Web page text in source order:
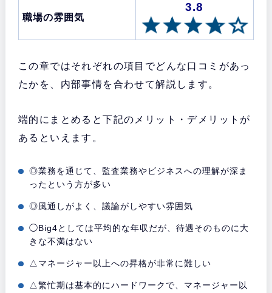
職場の雰囲気
3.8
この章ではそれぞれの項目でどんな口コミがあっ
たかを、内部事情を合わせて解説します。
端的にまとめると下記のメリット・デメリットが
あるといえます。
◎業務を通じて、監査業務やビジネスへの理解が深ま
ったという方が多い
◎風通しがよく、議論がしやすい雰囲気
◯Big4としては平均的な年収だが、待遇そのものに大
きな不満はない
△マネージャー以上への昇格が非常に難しい
△繁忙期は基本的にハードワークで、マネージャー以